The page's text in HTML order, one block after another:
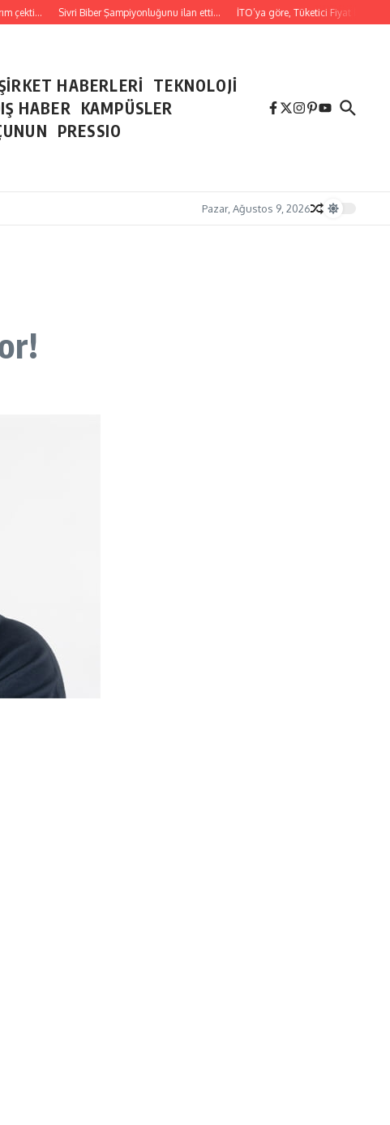
çekti… Sivri Biber Şampiyonluğunu ilan etti… İTO’ya göre, Tüketici Fiyat İndeksi
HABERLERİ TEKNOLOJİ
HABER
KAMPÜSLER
PRESSIO
Pazar, Ağustos 9, 2026